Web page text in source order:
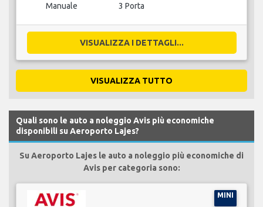
Manuale 3 Porta
VISUALIZZA I DETTAGLI...
VISUALIZZA TUTTO
Quali sono le auto a noleggio Avis più economiche
disponibili su Aeroporto Lajes?
Su Aeroporto Lajes le auto a noleggio più economiche di
Avis per categoria sono:
MINI